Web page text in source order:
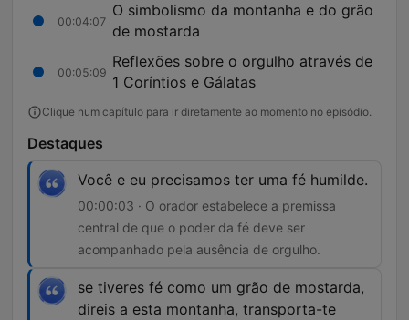
00:04:07
O simbolismo da montanha e do grão
de mostarda
00:05:09
Reflexões sobre o orgulho através de
1 Coríntios e Gálatas
Clique num capítulo para ir diretamente ao momento no episódio.
Destaques
Você e eu precisamos ter uma fé humilde.
00:00:03 · O orador estabelece a premissa
central de que o poder da fé deve ser
acompanhado pela ausência de orgulho.
se tiveres fé como um grão de mostarda,
direis a esta montanha, transporta-te